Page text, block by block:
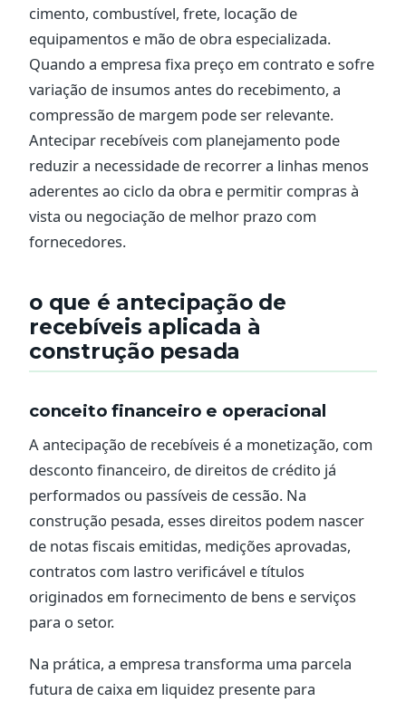
cimento, combustível, frete, locação de
equipamentos e mão de obra especializada.
Quando a empresa fixa preço em contrato e sofre
variação de insumos antes do recebimento, a
compressão de margem pode ser relevante.
Antecipar recebíveis com planejamento pode
reduzir a necessidade de recorrer a linhas menos
aderentes ao ciclo da obra e permitir compras à
vista ou negociação de melhor prazo com
fornecedores.
o que é antecipação de
recebíveis aplicada à
construção pesada
conceito financeiro e operacional
A antecipação de recebíveis é a monetização, com
desconto financeiro, de direitos de crédito já
performados ou passíveis de cessão. Na
construção pesada, esses direitos podem nascer
de notas fiscais emitidas, medições aprovadas,
contratos com lastro verificável e títulos
originados em fornecimento de bens e serviços
para o setor.
Na prática, a empresa transforma uma parcela
futura de caixa em liquidez presente para